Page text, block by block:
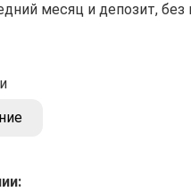
месяц и депозит,